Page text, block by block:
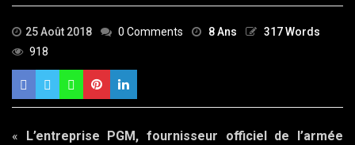
25 Août 2018 0 Comments 8 Ans
317 Words
918
«
L’entreprise PGM, fournisseur officiel de l’armée